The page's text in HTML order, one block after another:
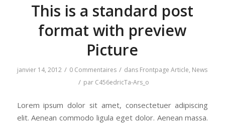
This is a standard post
format with preview
Picture
janvier 14, 2012 / 0 Commentaires / dans Frontpage Article, News
/ par C456edricTa-Ars_o
Lorem ipsum dolor sit amet, consectetuer adipiscing
elit. Aenean commodo ligula eget dolor. Aenean massa.